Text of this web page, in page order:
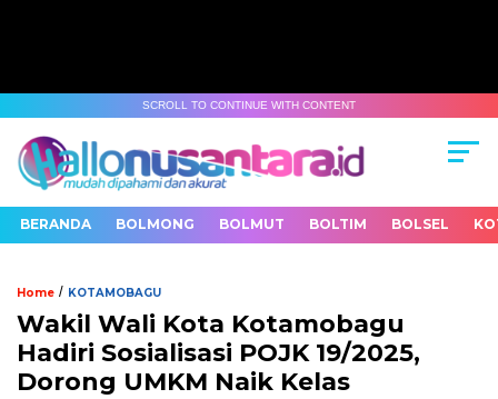
SCROLL TO CONTINUE WITH CONTENT
BERANDA BOLMONG BOLMUT BOLTIM BOLSEL
Home / KOTAMOBAGU
Wakil Wali Kota Kotamobagu
Hadiri Sosialisasi POJK 19/2025,
Dorong UMKM Naik Kelas